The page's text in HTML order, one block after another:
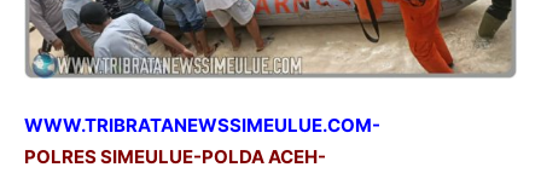
WWW.TRIBRATANEWSSIMEULUE.COM-
POLRES SIMEULUE-POLDA ACEH-